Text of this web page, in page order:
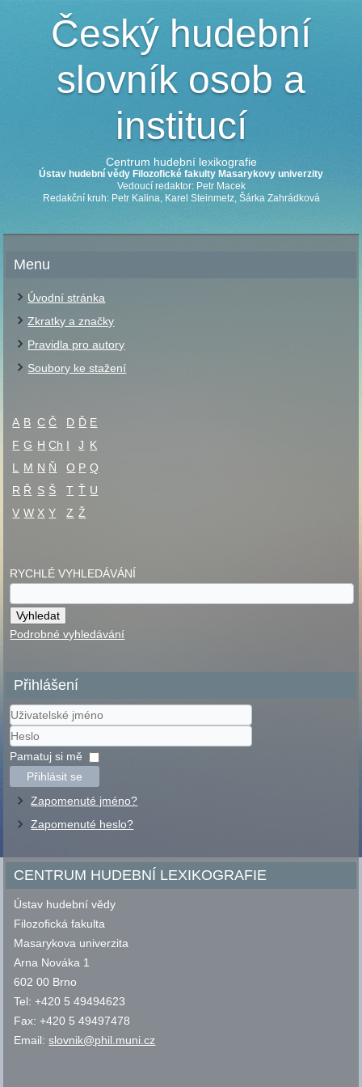
Český hudební
slovník osob a
institucí
Centrum hudební lexikografie
Ústav hudební vědy Filozofické fakulty Masarykovy univerzity
Vedoucí redaktor: Petr Macek
Redakční kruh: Petr Kalina, Karel Steinmetz, Šárka Zahrádková
Menu
Úvodní stránka
Zkratky a značky
Pravidla pro autory
Soubory ke stažení
A B C Č D Ď E
F G H Ch I J K
L
M N Ň O P Q
R Ř S Š T Ť U
V W X Y Z Ž
RYCHLÉ VYHLEDÁVÁNÍ
Podrobné vyhledávání
Přihlášení
Uživatelské
jméno
Heslo
Pamatuj si mě
Přihlásit se
Zapomenuté jméno?
Zapomenuté heslo?
CENTRUM HUDEBNÍ LEXIKOGRAFIE
Ústav hudební vědy
Filozofická fakulta
Masarykova univerzita
Arna Nováka 1
602 00 Brno
Tel: +420 5 49494623
Fax: +420 5 49497478
Email:slovnik@phil.muni.cz